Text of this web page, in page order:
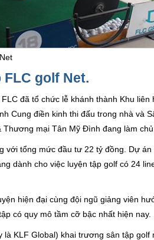
golf Net.
đã tổ chức lễ khánh thành Khu
Cung điền kinh thi đấu trong nhà và
Thương mại Tân Mỹ Đình đang làm
với tổng mức đầu tư 22 tỷ đồng. Dự
dành cho việc luyện tập golf có 24
hiện đại cùng đội ngũ giảng viên
có quy mô tầm cỡ bậc nhất hiện nay.
là KLF Global) khai trương sân tập